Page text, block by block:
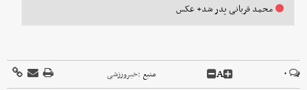
محمد قربانی پدر شد+ عکس
۰ A منبع :خبرورزشی